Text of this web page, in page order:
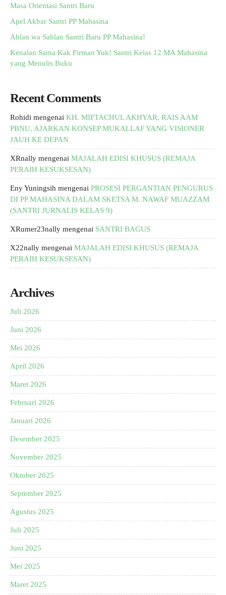
Masa Orientasi Santri Baru
Apel Akbar Santri PP Mahasina
Ahlan wa Sahlan Santri Baru PP Mahasina!
Kenalan Sama Kak Firman Yuk! Santri Kelas 12 MA Mahasina
yang Menulis Buku
Recent Comments
Rohidi mengenai KH. MIFTACHUL AKHYAR, RAIS AAM
PBNU, AJARKAN KONSEP MUKALLAF YANG VISIONER
JAUH KE DEPAN
XRnally mengenai MAJALAH EDISI KHUSUS (REMAJA
PERAIH KESUKSESAN)
Eny Yuningsih mengenai PROSESI PERGANTIAN PENGURUS
DI PP MAHASINA DALAM SKETSA M. NAWAF MUAZZAM
(SANTRI JURNALIS KELAS 9)
XRumer23nally mengenai SANTRI BAGUS
X22nally mengenai MAJALAH EDISI KHUSUS (REMAJA
PERAIH KESUKSESAN)
Archives
Juli 2026
Juni 2026
Mei 2026
April 2026
Maret 2026
Februari 2026
Januari 2026
Desember 2025
November 2025
Oktober 2025
September 2025
Agustus 2025
Juli 2025
Juni 2025
Mei 2025
Maret 2025